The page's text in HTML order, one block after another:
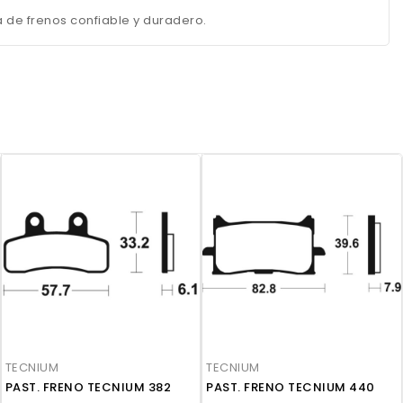
frenos confiable y duradero.
TECNIUM
PAST. FRENO TECNIUM 382
TECNIUM
PAST. FRENO TECNIUM 440